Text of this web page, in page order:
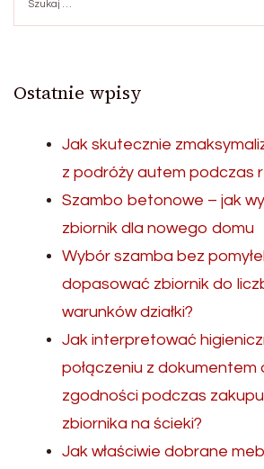
Ostatnie wpisy
Jak skutecznie
z podróży autem podczas
Szambo betonowe – jak
zbiornik dla nowego domu
Wybór szamba bez
dopasować zbiornik do
warunków działki?
Jak interpretować
połączeniu z dokumentem
zgodności podczas
zbiornika na ścieki?
Jak właściwie dobrane